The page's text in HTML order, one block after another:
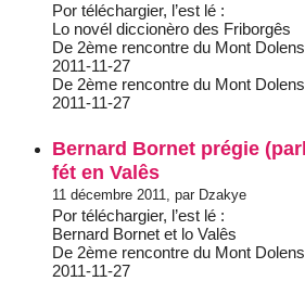
Por téléchargier, l’est lé :
Lo novél diccionèro des Friborgês
De 2ème rencontre du Mont
2011-11-27
De 2ème rencontre du Mont
2011-11-27
Bernard Bornet prégie
fét en Valês
11 décembre 2011, par Dzakye
Por téléchargier, l’est lé :
Bernard Bornet et lo Valês
De 2ème rencontre du Mont
2011-11-27